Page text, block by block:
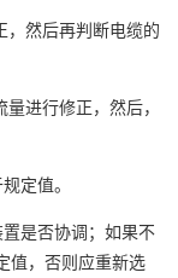
，然后再判断电缆的
进行修正，然后，
定值。
是否协调；如果不
值，否则应重新选